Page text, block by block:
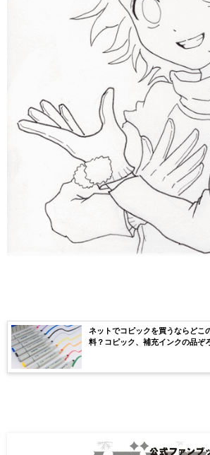
ネットでコピックを買うならどこ
料？コピック、補充インクの品ぞ